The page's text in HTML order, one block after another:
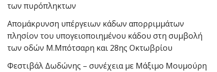
των πυρόπληκτων
Απομάκρυνση υπέργειων κάδων απορριμμάτων
πλησίον του υπογειοποιημένου κάδου στη συμβολή
των οδών Μ.Μπότσαρη και 28ης Οκτωβρίου
Φεστιβάλ Δωδώνης – συνέχεια με Μάξιμο Μουμούρη